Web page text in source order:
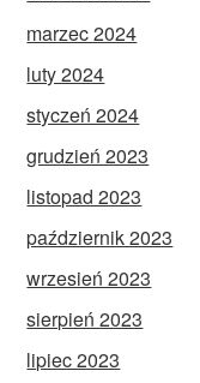
marzec 2024
luty 2024
styczeń 2024
grudzień 2023
listopad 2023
październik 2023
wrzesień 2023
sierpień 2023
lipiec 2023